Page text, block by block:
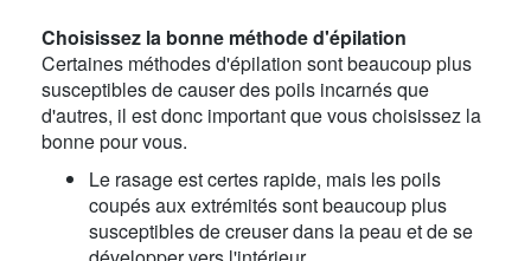
Choisissez la bonne méthode d'épilation
Certaines méthodes d'épilation sont beaucoup plus
susceptibles de causer des poils incarnés que
d'autres, il est donc important que vous choisissez la
bonne pour vous.
Le rasage est certes rapide, mais les poils
coupés aux extrémités sont beaucoup plus
susceptibles de creuser dans la peau et de se